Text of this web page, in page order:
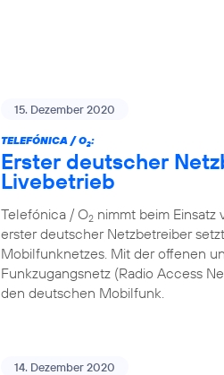
15. Dezember 2020
TELEFÓNICA / O2:
Erster deutscher
Livebetrieb
Telefónica / O2 nimmt beim
erster deutscher Netzbetreiber
Mobilfunknetzes. Mit der offenen
Funkzugangsnetz (Radio Access
den deutschen Mobilfunk.
14. Dezember 2020